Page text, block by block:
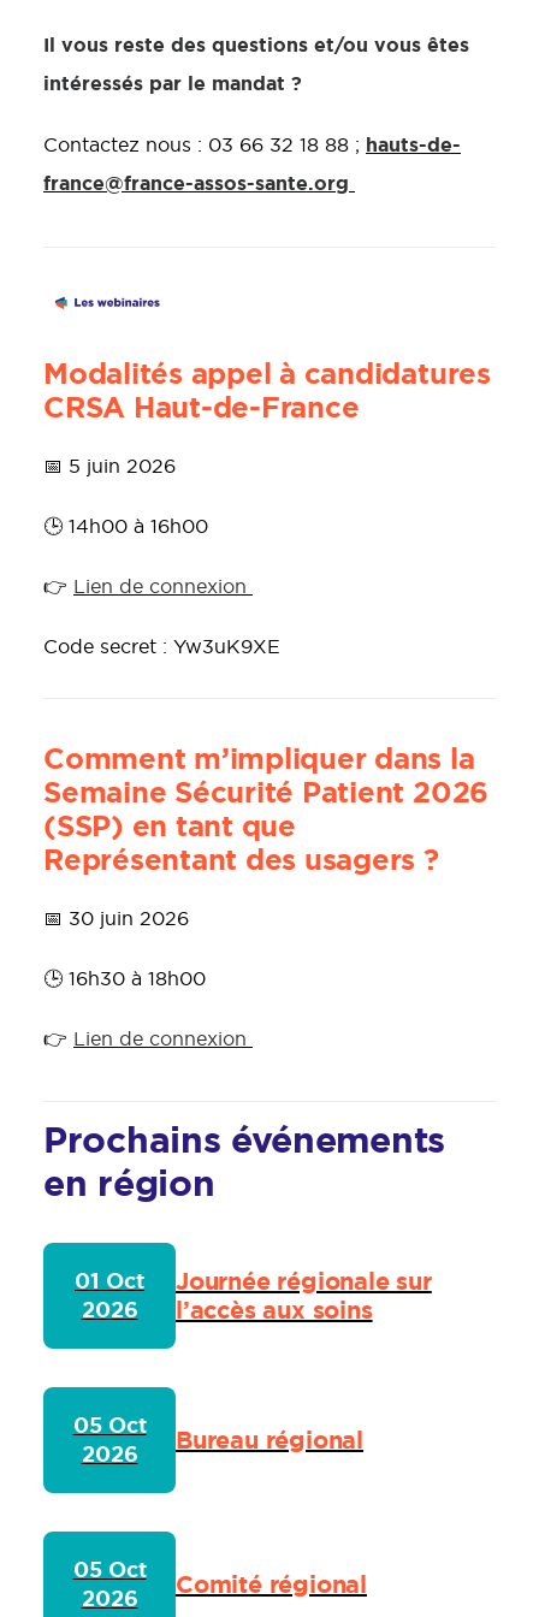
Il vous reste des questions et/ou vous êtes
intéressés par le mandat ?
Contactez nous : 03 66 32 18 88 ; hauts-de-
france@france-assos-sante.org
Modalités appel à candidatures
CRSA Haut-de-France
📅 5 juin 2026
🕒 14h00 à 16h00
👉 Lien de connexion
Code secret : Yw3uK9XE
Comment m’impliquer dans la
Semaine Sécurité Patient 2026
(SSP) en tant que
Représentant des usagers ?
📅 30 juin 2026
🕒 16h30 à 18h00
👉 Lien de connexion
Prochains événements
en région
01 Oct
2026
Journée régionale sur
l’accès aux soins
05 Oct
2026
Bureau régional
05 Oct
2026
Comité régional